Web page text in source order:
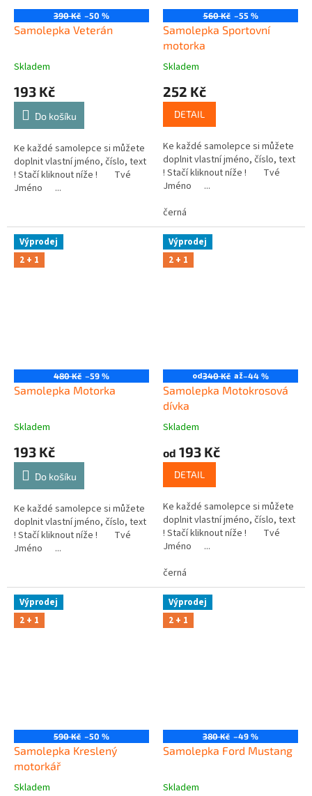
390 Kč –50 %
Samolepka Veterán
Skladem
193 Kč
Do košíku
Ke každé samolepce si můžete
doplnit vlastní jméno, číslo, text
! Stačí kliknout níže ! Tvé
Jméno ...
560 Kč –55 %
Samolepka Sportovní
motorka
Skladem
252 Kč
DETAIL
Ke každé samolepce si můžete
doplnit vlastní jméno, číslo, text
! Stačí kliknout níže ! Tvé
Jméno ...
černá
Výprodej
2 + 1
480 Kč –59 %
Samolepka Motorka
Skladem
193 Kč
Do košíku
Ke každé samolepce si můžete
doplnit vlastní jméno, číslo, text
! Stačí kliknout níže ! Tvé
Jméno ...
Výprodej
2 + 1
od340 Kč až–44 %
Samolepka Motokrosová
dívka
Skladem
od 193 Kč
DETAIL
Ke každé samolepce si můžete
doplnit vlastní jméno, číslo, text
! Stačí kliknout níže ! Tvé
Jméno ...
černá
Výprodej
2 + 1
590 Kč –50 %
Samolepka Kreslený
motorkář
Skladem
Výprodej
2 + 1
380 Kč –49 %
Samolepka Ford Mustang
Skladem